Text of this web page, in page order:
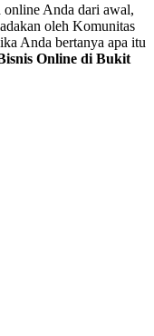
online Anda dari awal,
oleh Komunitas
Anda bertanya apa itu
Online di Bukit